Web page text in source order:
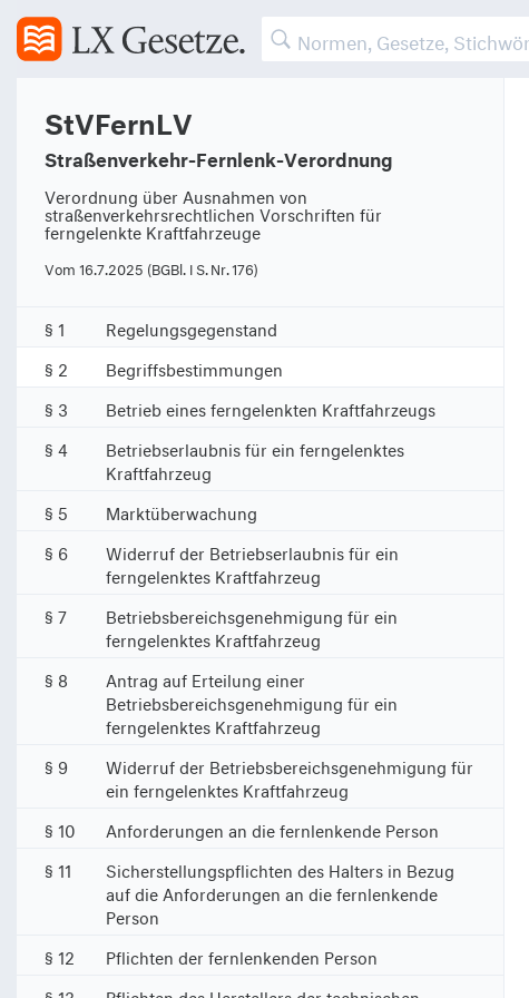
StVFernLV
Straßenverkehr-Fernlenk-Verordnung
Verordnung über Ausnahmen von
straßenverkehrsrechtlichen Vorschriften für
ferngelenkte Kraftfahrzeuge
Vom 16.7.2025 (BGBl. I S. Nr. 176)
§ 1
Regelungsgegenstand
§ 2
Begriffsbestimmungen
§ 3
Betrieb eines ferngelenkten Kraftfahrzeugs
§ 4
Betriebserlaubnis für ein ferngelenktes
Kraftfahrzeug
§ 5
Marktüberwachung
§ 6
Widerruf der Betriebserlaubnis für ein
ferngelenktes Kraftfahrzeug
§ 7
Betriebsbereichsgenehmigung für ein
ferngelenktes Kraftfahrzeug
§ 8
Antrag auf Erteilung einer
Betriebsbereichsgenehmigung für ein
ferngelenktes Kraftfahrzeug
§ 9
Widerruf der Betriebsbereichsgenehmigung für
ein ferngelenktes Kraftfahrzeug
§ 10
Anforderungen an die fernlenkende Person
§ 11
Sicherstellungspflichten des Halters in Bezug
auf die Anforderungen an die fernlenkende
Person
§ 12
Pflichten der fernlenkenden Person